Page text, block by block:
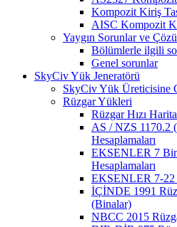
Kompozit Kiriş
AISC Kompozit
Yaygın Sorunlar ve
Bölümlerle ilgili
Genel sorunlar
SkyCiv Yük Jeneratörü
SkyCiv Yük Üreticisine
Rüzgar Yükleri
Rüzgar Hızı
AS / NZS 1170.2
Hesaplamaları
EKSENLER 7
Hesaplamaları
EKSENLER 7-22
İÇİNDE 1991
(Binalar)
NBCC 2015